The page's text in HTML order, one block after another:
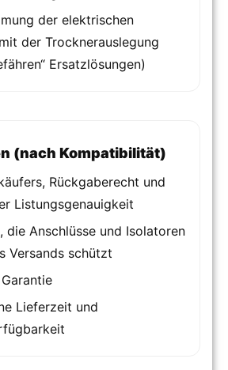
der elektrischen
der Trocknerauslegung
Ersatzlösungen)
(nach Kompatibilität)
Rückgaberecht und
Listungsgenauigkeit
die Anschlüsse und Isolatoren
Versands schützt
Lieferzeit und